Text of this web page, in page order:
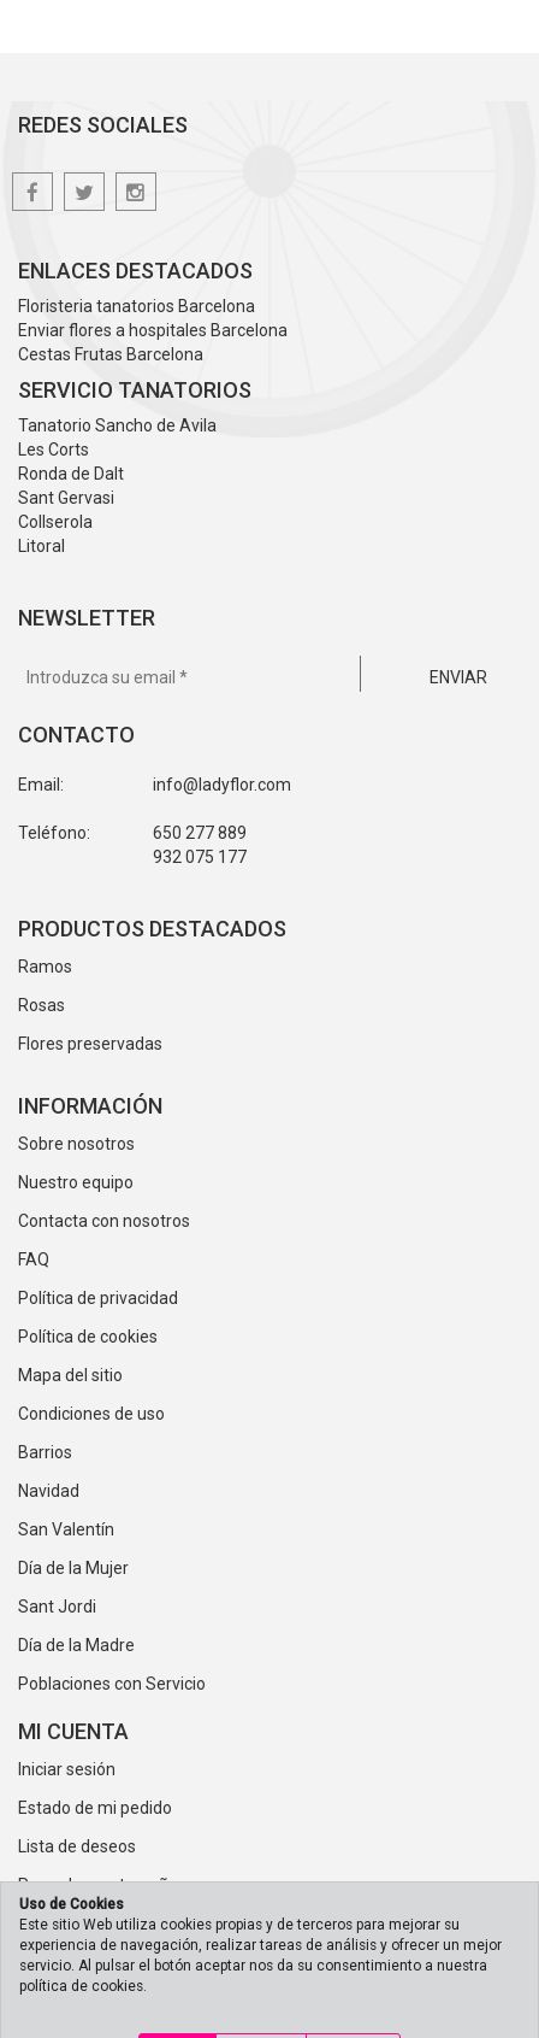
REDES SOCIALES
ENLACES DESTACADOS
Floristeria tanatorios Barcelona
Enviar flores a hospitales Barcelona
Cestas Frutas Barcelona
SERVICIO TANATORIOS
Tanatorio Sancho de Avila
Les Corts
Ronda de Dalt
Sant Gervasi
Collserola
Litoral
NEWSLETTER
ENVIAR
CONTACTO
Email: info@ladyflor.com
Teléfono:
650 277 889
932 075 177
PRODUCTOS DESTACADOS
Ramos
Rosas
Flores preservadas
INFORMACIÓN
Sobre nosotros
Nuestro equipo
Contacta con nosotros
FAQ
Política de privacidad
Política de cookies
Mapa del sitio
Condiciones de uso
Barrios
Navidad
San Valentín
Día de la Mujer
Sant Jordi
Día de la Madre
Poblaciones con Servicio
MI CUENTA
Iniciar sesión
Estado de mi pedido
Lista de deseos
Recordar contraseña
Uso de Cookies
Este sitio Web utiliza cookies propias y de terceros para mejorar su
experiencia de navegación, realizar tareas de análisis y ofrecer un mejor
servicio. Al pulsar el botón aceptar nos da su consentimiento a nuestra
política de cookies.